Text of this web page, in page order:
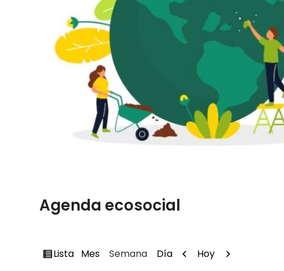
Agenda ecosocial
Ver
Lista Mes Semana Día Anterior
Hoy
Siguiente